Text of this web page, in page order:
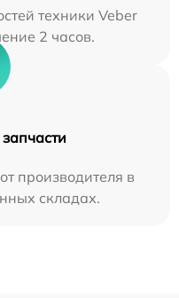
техники Veber
2 часов.
производителя в
складах.